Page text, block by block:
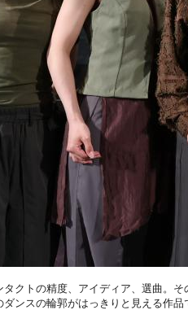
クトの精度、アイディア、選曲。
ンスの輪郭がはっきりと見える作品